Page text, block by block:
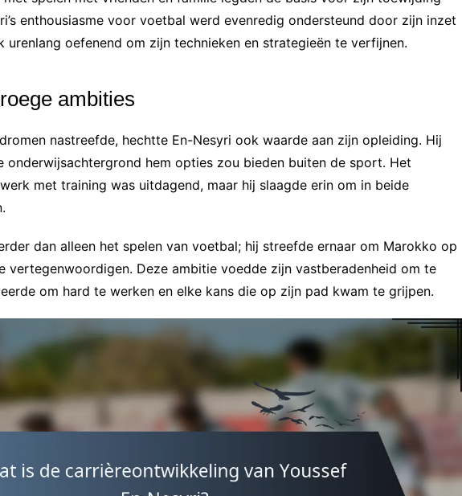
enthousiasme voor voetbal werd evenredig ondersteund door zijn inzet
urenlang oefenend om zijn technieken en strategieën te verfijnen.
ambities
nastreefde, hechtte En-Nesyri ook waarde aan zijn opleiding. Hij
onderwijsachtergrond hem opties zou bieden buiten de sport. Het
met training was uitdagend, maar hij slaagde erin om in beide
dan alleen het spelen van voetbal; hij streefde ernaar om Marokko op
vertegenwoordigen. Deze ambitie voedde zijn vastberadenheid om te
om hard te werken en elke kans die op zijn pad kwam te grijpen.